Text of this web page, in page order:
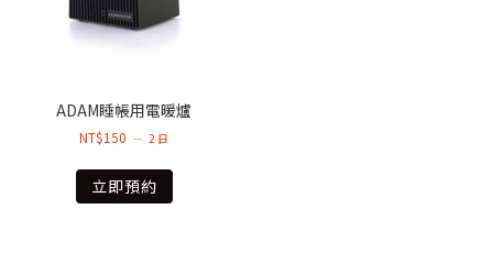
ADAM睡帳用電暖爐
NT$150 2 日
立即預約